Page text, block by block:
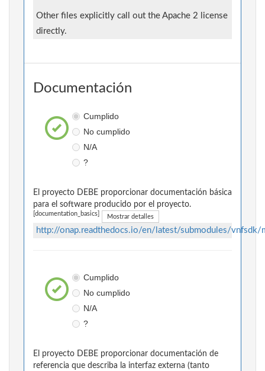
Other files explicitly call out the Apache 2 license
directly.
Documentación
Cumplido
No cumplido
N/A
?
El proyecto DEBE proporcionar documentación básica
para el software producido por el proyecto.
[documentation_basics] Mostrar detalles
http://onap.readthedocs.io/en/latest/submodules/
Cumplido
No cumplido
N/A
?
El proyecto DEBE proporcionar documentación de
referencia que describa la interfaz externa (tanto